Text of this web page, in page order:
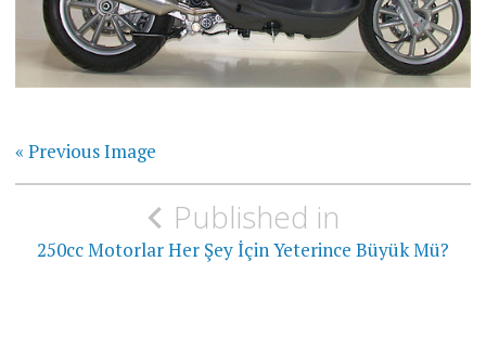
« Previous Image
Yazı
gezinmesiPublished in
250cc Motorlar Her Şey İçin Yeterince Büyük Mü?